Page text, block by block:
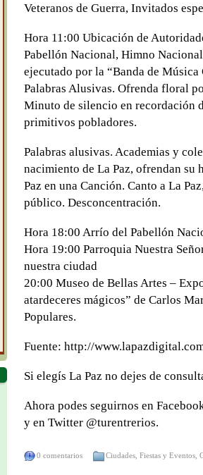
Veteranos de Guerra, Invitados
Hora 11:00 Ubicación de
Pabellón Nacional, Himno
ejecutado por la “Banda de Música
Palabras Alusivas. Ofrenda floral
Minuto de silencio en recordación
primitivos pobladores.
Palabras alusivas. Academias y
nacimiento de La Paz, ofrendan su
Paz en una Canción. Canto a La
público. Desconcentración.
Hora 18:00 Arrío del Pabellón
Hora 19:00 Parroquia Nuestra
nuestra ciudad
20:00 Museo de Bellas Artes –
atardeceres mágicos” de Carlos
Populares.
Fuente: http://
Si elegís La Paz no dejes de
Ahora podes seguirnos en
y en Twitter @turentrerios.
0 comentarios Ciudades Fiestas y Eventos